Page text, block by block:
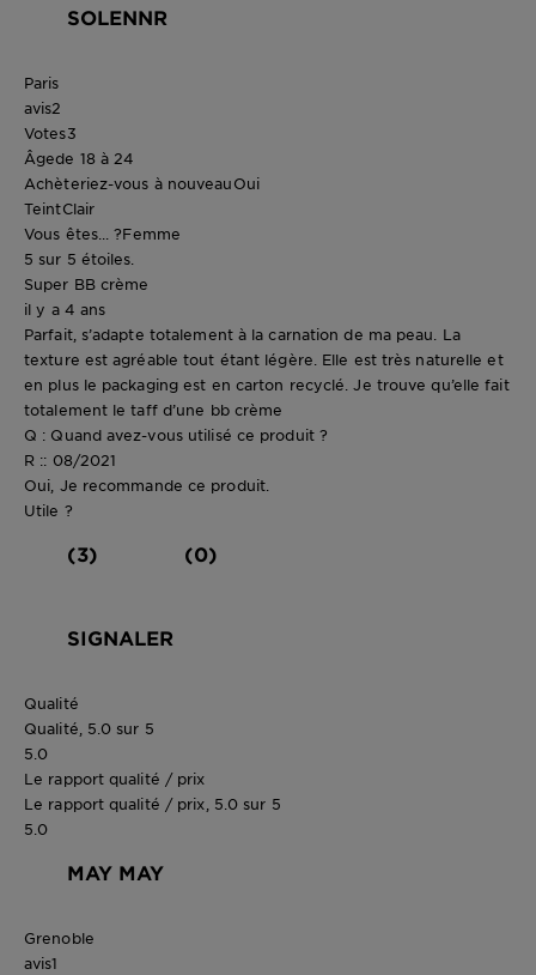
SOLENNR
Paris
avis2
Votes3
Âgede 18 à 24
Achèteriez-vous à nouveauOui
TeintClair
Vous êtes... ?Femme
5 sur 5 étoiles.
Super BB crème
il y a 4 ans
Parfait, s’adapte totalement à la carnation de ma peau. La
texture est agréable tout étant légère. Elle est très naturelle et
en plus le packaging est en carton recyclé. Je trouve qu’elle fait
totalement le taff d’une bb crème
Q : Quand avez-vous utilisé ce produit ?
R :: 08/2021
Oui, Je recommande ce produit.
Utile ?
(3) (0)
SIGNALER
Qualité
Qualité, 5.0 sur 5
5.0
Le rapport qualité / prix
Le rapport qualité / prix, 5.0 sur 5
5.0
MAY MAY
Grenoble
avis1